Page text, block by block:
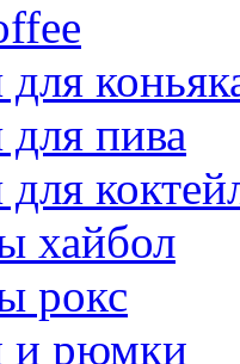
пива
хайбол
рокс
и рюмки